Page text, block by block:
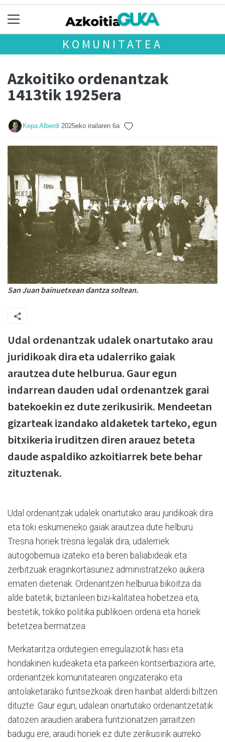
KOMUNITATEA
Azkoitiko ordenantzak
1413tik 1925era
Kepa Alberdi 2025eko irailaren 6a
San Juan bainuetxean dantza soltean.
Udal ordenantzak udalek onartutako arau
juridikoak dira eta udalerriko gaiak
arautzea dute helburua. Gaur egun
indarrean dauden udal ordenantzek garai
batekoekin ez dute zerikusirik. Mendeetan
gizarteak izandako aldaketek tarteko, egun
bitxikeria iruditzen diren arauez beteta
daude aspaldiko azkoitiarrek bete behar
zituztenak.
Udal ordenantzak udalek onartutako arau juridikoak dira
eta toki eskumeneko gaiak arautzea dute helburu.
Tresna horiek tresna legalak dira, udalerriek
autogobernua izateko eta beren baliabideak eta
zerbitzuak eraginkortasunez administratzeko aukera
ematen dietenak. Ordenantzen helburua bikoitza da:
alde batetik, biztanleen bizi-kalitatea hobetzea eta,
bestetik, tokiko politika publikoen ordena eta horiek
betetzea bermatzea.
Merkataritza ordutegien erregulaziotik hasi eta
hondakinen kudeaketa eta parkeen kontserbaziora arte,
ordenantzek komunitatearen ongizaterako eta
antolaketarako funtsezkoak diren hainbat alderdi biltzen
dituzte. Gaur egun, udalean onartutako ordenantzetatik
datozen araudien arabera funtzionatzen jarraitzen
badugu ere, araudi horiek ez dute zerikusirik aurreko